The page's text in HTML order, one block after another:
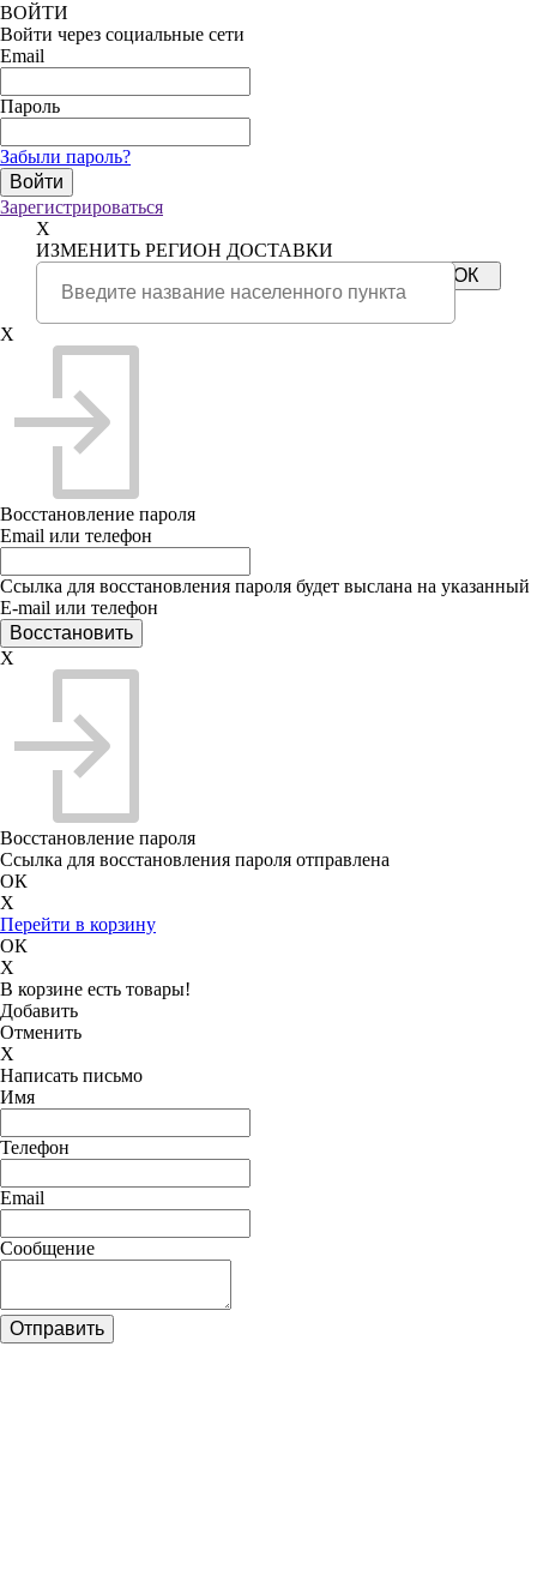
ВОЙТИ
Войти через социальные сети
Email
Пароль
Забыли пароль?
Зарегистрироваться
X
ИЗМЕНИТЬ РЕГИОН ДОСТАВКИ
X
Восстановление пароля
Email или телефон
Ссылка для восстановления пароля будет выслана на указанный
E-mail или телефон
X
Восстановление пароля
Ссылка для восстановления пароля отправлена
ОК
X
Перейти в корзину
ОК
X
В корзине есть товары!
Добавить
Отменить
X
Написать письмо
Имя
Телефон
Email
Сообщение